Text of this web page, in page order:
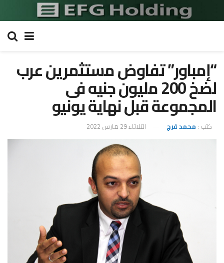
“إمباور” تفاوض مستثمرين عرب
لضخ 200 مليون جنيه فى
المجموعة قبل نهاية يونيو
كتب : محمد فرج الثلاثاء 29 مارس 2022